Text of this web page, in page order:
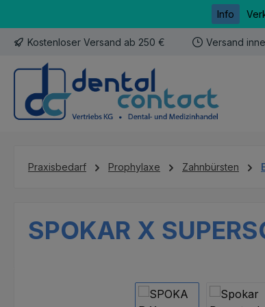
Info
Kostenloser Versand ab 250 € Versand
Praxisbedarf Prophylaxe Zahnbürsten
SPOKAR X
Bildergalerie überspringen